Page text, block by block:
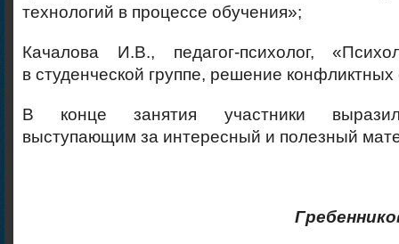
технологий в процессе обучения»;
Качалова И.В., педагог-психолог,
в студенческой группе, решение конфликтных
В конце занятия участники
выступающим за интересный и полезный